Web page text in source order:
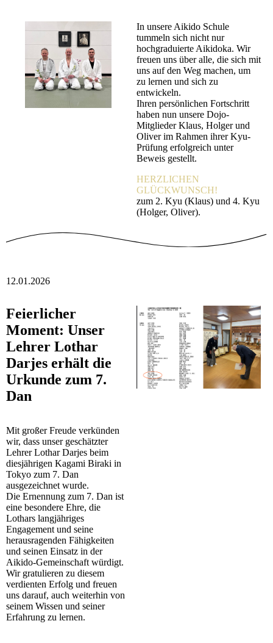
In unsere Aikido Schule
tummeln sich nicht nur
hochgraduierte Aikidoka. Wir
freuen uns über alle, die sich mit
uns auf den Weg machen, um
zu lernen und sich zu
entwickeln.
Ihren persönlichen Fortschritt
haben nun unsere Dojo-
Mitglieder Klaus, Holger und
Oliver im Rahmen ihrer Kyu-
Prüfung erfolgreich unter
Beweis gestellt.
HERZLICHEN
GLÜCKWUNSCH!
zum 2. Kyu (Klaus) und 4. Kyu
(Holger, Oliver).
12.01.2026
Feierlicher
Moment: Unser
Lehrer Lothar
Darjes erhält die
Urkunde zum 7.
Dan
Mit großer Freude verkünden
wir, dass unser geschätzter
Lehrer Lothar Darjes beim
diesjährigen Kagami Biraki in
Tokyo zum 7. Dan
ausgezeichnet wurde.
Die Ernennung zum 7. Dan ist
eine besondere Ehre, die
Lothars langjähriges
Engagement und seine
herausragenden Fähigkeiten
und seinen Einsatz in der
Aikido-Gemeinschaft würdigt.
Wir gratulieren zu diesem
verdienten Erfolg und freuen
uns darauf, auch weiterhin von
seinem Wissen und seiner
Erfahrung zu lernen.